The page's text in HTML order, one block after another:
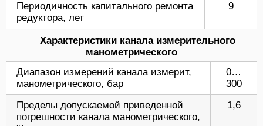
Периодичность капитального ремонта
редуктора, лет
9
Характеристики канала измерительного
манометрического
Диапазон измерений канала измерит,
манометрического, бар
0…
300
Пределы допускаемой приведенной
погрешности канала манометрического,
1,6